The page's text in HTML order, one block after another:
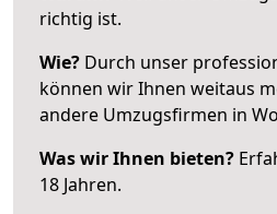
richtig ist.
Wie? Durch unser
können wir Ihnen weitaus
andere Umzugsfirmen in
Was wir Ihnen bieten?
18 Jahren.